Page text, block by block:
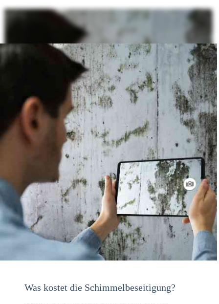
Was kostet die Schimmelbeseitigung?